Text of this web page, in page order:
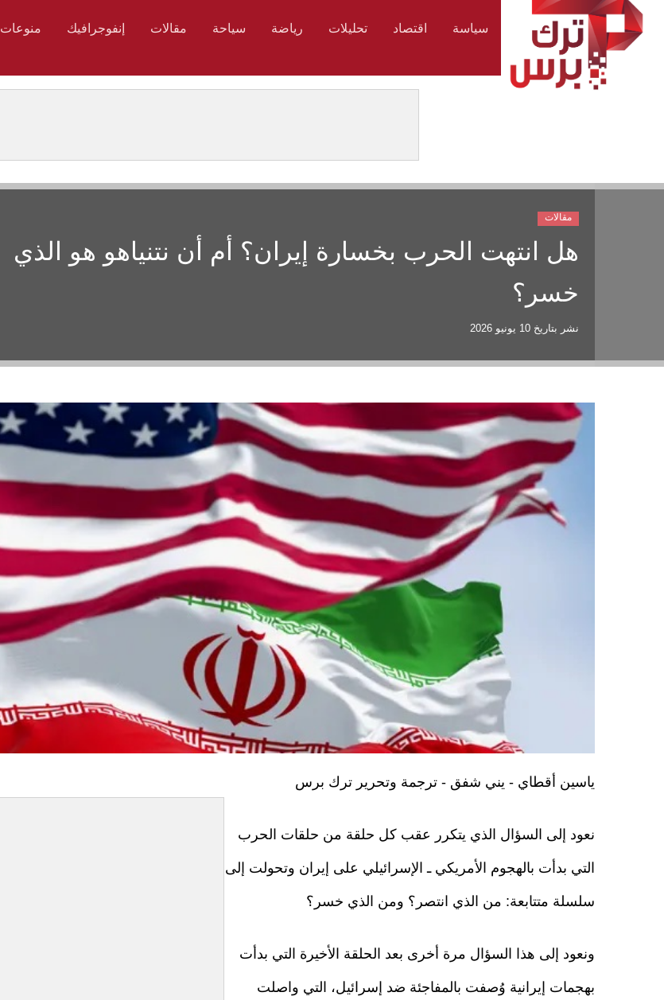
سياسة اقتصاد تحليلات رياضة سياحة مقالات إنفوجرافيك منوعات
هل انتهت الحرب بخسارة إيران؟ أم أن نتنياهو هو الذي
خسر؟
نشر بتاريخ 10 يونيو 2026
مقالات
ياسين أقطاي - يني شفق - ترجمة وتحرير ترك برس
نعود إلى السؤال الذي يتكرر عقب كل حلقة من حلقات الحرب
التي بدأت بالهجوم الأمريكي ـ الإسرائيلي على إيران وتحولت إلى
سلسلة متتابعة: من الذي انتصر؟ ومن الذي خسر؟
ونعود إلى هذا السؤال مرة أخرى بعد الحلقة الأخيرة التي بدأت
بهجمات إيرانية وُصفت بالمفاجئة ضد إسرائيل، التي واصلت